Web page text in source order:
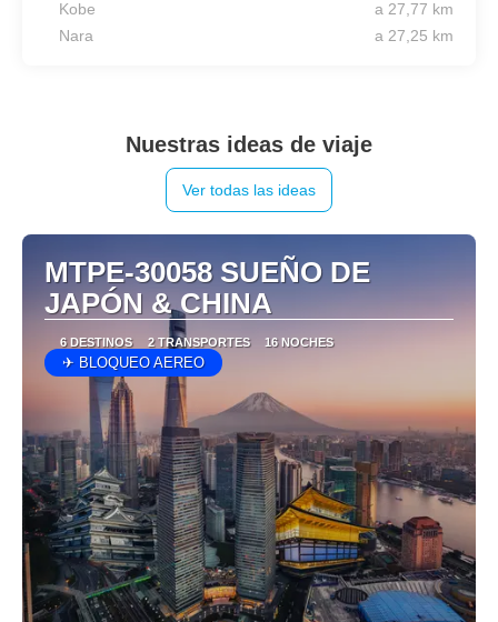
Kobe
a 27,77 km
Nara
a 27,25 km
Nuestras ideas de viaje
Ver todas las ideas
MTPE-30058 SUEÑO DE
JAPÓN & CHINA
6 DESTINOS 2 TRANSPORTES 16 NOCHES
✈ BLOQUEO AEREO